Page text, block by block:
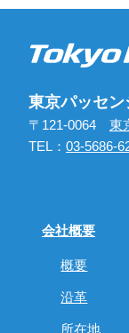
東京パッセ
〒121‐0064 東
TEL： 03-5686-
会社概要
概要
沿革
所在地